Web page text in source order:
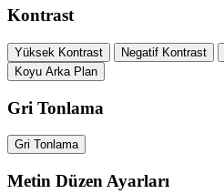
Kontrast
Yüksek Kontrast Negatif Kontrast
Koyu Arka Plan
Gri Tonlama
Gri Tonlama
Metin Düzen Ayarları